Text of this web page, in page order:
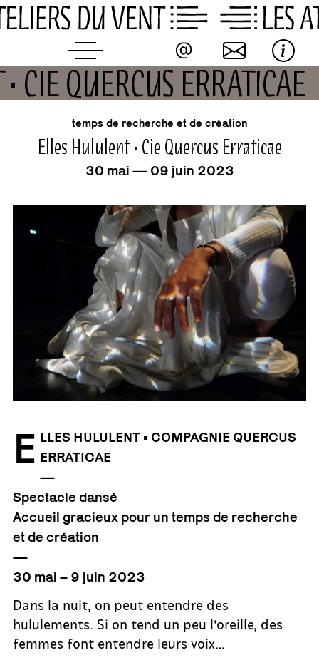
Skip
to
CIE QUERCUS ERRATICAE
événement
temps de recherche et de création
Elles Hululent • Cie Quercus Erraticae
30 mai — 09 juin 2023
E LLES HULULENT • COMPAGNIE QUERCUS
ERRATICAE
—
Spectacle dansé
Accueil gracieux pour un temps de recherche
et de création
—
30 mai – 9 juin 2023
Dans la nuit, on peut entendre des
hululements. Si on tend un peu l’oreille, des
femmes font entendre leurs voix…